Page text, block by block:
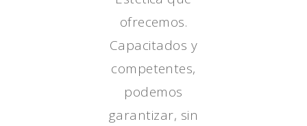
ofrecemos.
Capacitados y
competentes,
podemos
garantizar, sin